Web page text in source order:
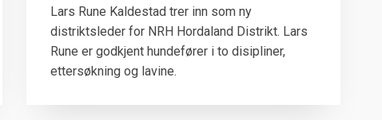
Lars Rune Kaldestad trer inn som ny
distriktsleder for NRH Hordaland Distrikt. Lars
Rune er godkjent hundefører i to disipliner,
ettersøkning og lavine.